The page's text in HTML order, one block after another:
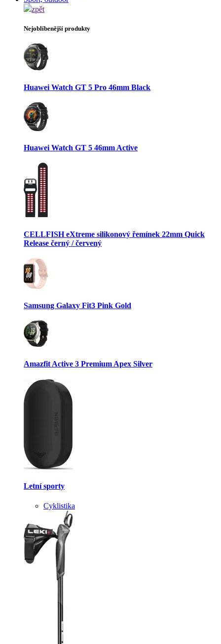
zpět
Nejoblíbenější produkty
Huawei Watch GT 5 Pro 46mm Black
Huawei Watch GT 5 46mm Active
CELLFISH eXtreme silikonový řemínek 22mm Quick
Release černý / červený
Samsung Galaxy Fit3 Pink Gold
Amazfit Active 3 Premium Apex Silver
Letní sporty
Cyklistika